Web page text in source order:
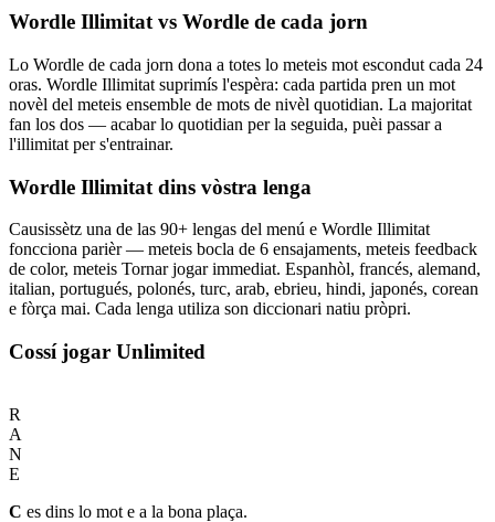
Wordle Illimitat vs Wordle de cada jorn
Lo Wordle de cada jorn dona a totes lo meteis mot escondut cada 24
oras. Wordle Illimitat suprimís l'espèra: cada partida pren un mot
novèl del meteis ensemble de mots de nivèl quotidian. La majoritat
fan los dos — acabar lo quotidian per la seguida, puèi passar a
l'illimitat per s'entrainar.
Wordle Illimitat dins vòstra lenga
Causissètz una de las 90+ lengas del menú e Wordle Illimitat
foncciona parièr — meteis bocla de 6 ensajaments, meteis feedback
de color, meteis Tornar jogar immediat. Espanhòl, francés, alemand,
italian, portugués, polonés, turc, arab, ebrieu, hindi, japonés, corean
e fòrça mai. Cada lenga utiliza son diccionari natiu pròpri.
Cossí jogar Unlimited
R
A
N
E
C es dins lo mot e a la bona plaça.